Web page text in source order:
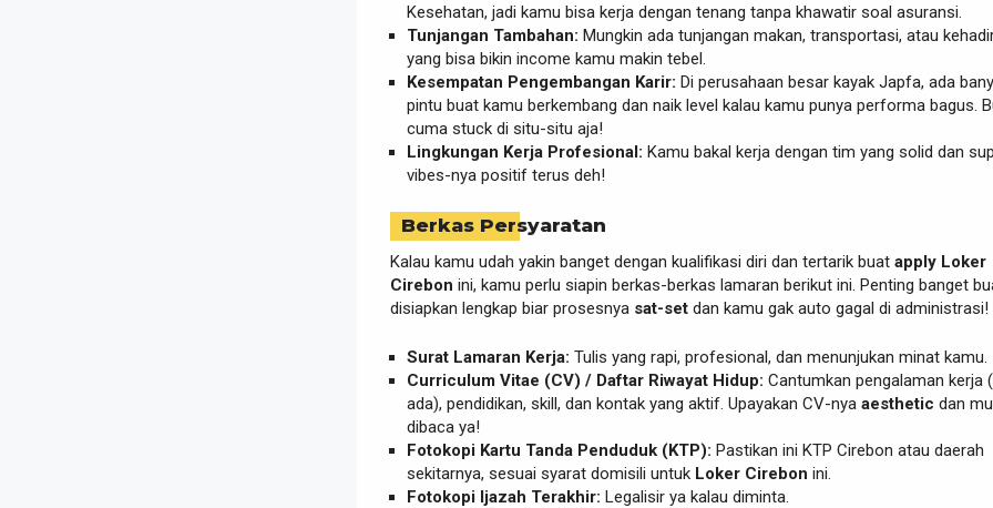
Kesehatan, jadi kamu bisa kerja dengan tenang tanpa khawatir soal asuransi.
Tunjangan Tambahan: Mungkin ada tunjangan makan, transportasi, atau
yang bisa bikin income kamu makin tebel.
Kesempatan Pengembangan Karir: Di perusahaan besar kayak Japfa, ada
pintu buat kamu berkembang dan naik level kalau kamu punya performa bagus.
cuma stuck di situ-situ aja!
Lingkungan Kerja Profesional: Kamu bakal kerja dengan tim yang solid dan
vibes-nya positif terus deh!
Berkas Persyaratan
Kalau kamu udah yakin banget dengan kualifikasi diri dan tertarik buat apply Loker
Cirebon ini, kamu perlu siapin berkas-berkas lamaran berikut ini. Penting banget
disiapkan lengkap biar prosesnya sat-set dan kamu gak auto gagal di administrasi!
Surat Lamaran Kerja: Tulis yang rapi, profesional, dan menunjukan minat kamu.
Curriculum Vitae (CV) / Daftar Riwayat Hidup: Cantumkan pengalaman kerja
ada), pendidikan, skill, dan kontak yang aktif. Upayakan CV-nya aesthetic dan
dibaca ya!
Fotokopi Kartu Tanda Penduduk (KTP): Pastikan ini KTP Cirebon atau daerah
sekitarnya, sesuai syarat domisili untuk Loker Cirebon ini.
Fotokopi Ijazah Terakhir: Legalisir ya kalau diminta.